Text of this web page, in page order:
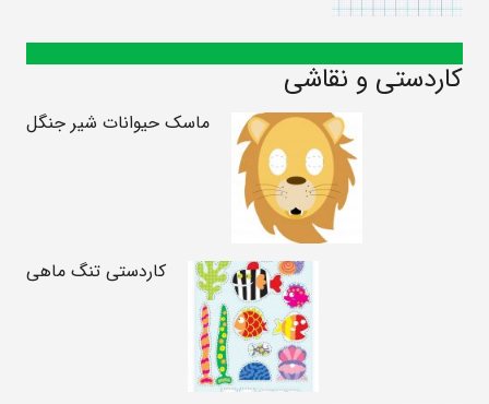
کاردستی و نقاشی
ماسک حیوانات شیر جنگل
کاردستی تنگ ماهی